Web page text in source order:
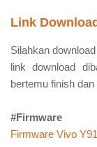
Link
Silahkan
link download
bertemu finish
#Firmware
Firmware Vivo